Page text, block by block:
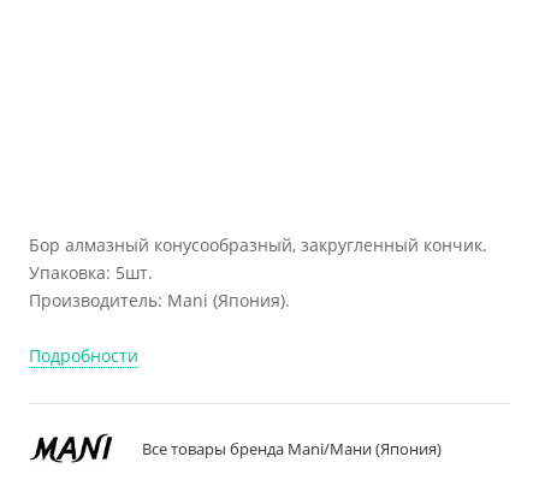
Бор алмазный конусообразный, закругленный кончик.
Упаковка: 5шт.
Производитель: Mani (Япония).
Подробности
Все товары бренда Mani/Мани (Япония)